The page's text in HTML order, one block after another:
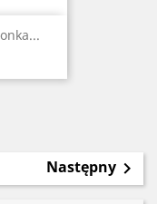
Następny 